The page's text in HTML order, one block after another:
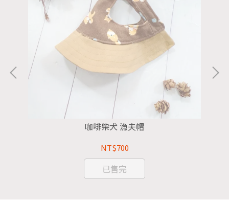
咖啡柴犬 漁夫帽
NT$700
已售完